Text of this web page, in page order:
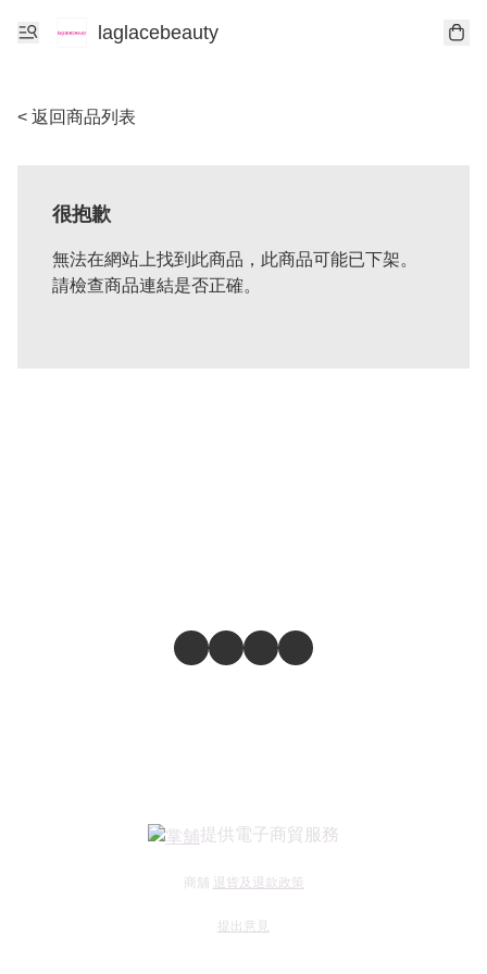
laglacebeauty
< 返回商品列表
很抱歉
無法在網站上找到此商品，此商品可能已下架。
請檢查商品連結是否正確。
提供電子商貿服務
商舖 退貨及退款政策
提出意見